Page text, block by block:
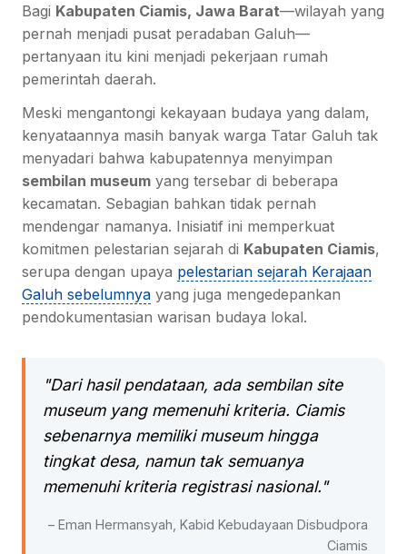
Bagi Kabupaten Ciamis, Jawa Barat—wilayah yang
pernah menjadi pusat peradaban Galuh—
pertanyaan itu kini menjadi pekerjaan rumah
pemerintah daerah.
Meski mengantongi kekayaan budaya yang dalam,
kenyataannya masih banyak warga Tatar Galuh tak
menyadari bahwa kabupatennya menyimpan
sembilan museum yang tersebar di beberapa
kecamatan. Sebagian bahkan tidak pernah
mendengar namanya. Inisiatif ini memperkuat
komitmen pelestarian sejarah di Kabupaten Ciamis,
serupa dengan upaya pelestarian sejarah Kerajaan
Galuh sebelumnya yang juga mengedepankan
pendokumentasian warisan budaya lokal.
"Dari hasil pendataan, ada sembilan site
museum yang memenuhi kriteria. Ciamis
sebenarnya memiliki museum hingga
tingkat desa, namun tak semuanya
memenuhi kriteria registrasi nasional."
– Eman Hermansyah, Kabid Kebudayaan Disbudpora
Ciamis